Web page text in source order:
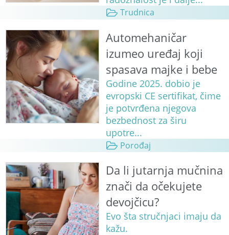
Trudnica
Automehaničar
izumeo uređaj koji
spasava majke i bebe
Godine 2025. dobio je
evropski CE sertifikat, čime
je potvrđena njegova
bezbednost za širu
upotre...
Porođaj
Da li jutarnja mučnina
znači da očekujete
devojčicu?
Evo šta stručnjaci imaju da
kažu.